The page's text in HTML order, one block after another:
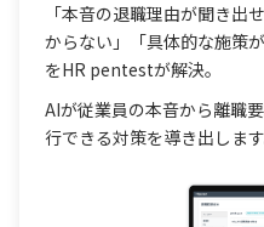
「本音の退職理由が聞き出
からない」「具体的な施策
をHR pentestが解決。
AIが従業員の本音から離職
行できる対策を導き出します